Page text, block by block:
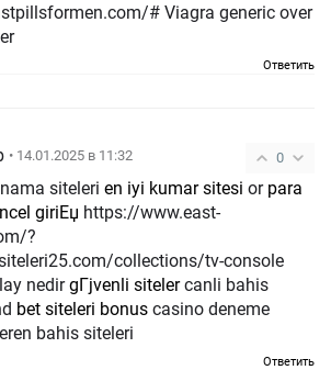
# Viagra generic over
Ответить
0
• 14.01.2025 в 11:32
siteleri en iyi kumar sitesi or para
giriЕџ
?
collections/tv-console
nedirgГјvenli sitelercanli bahis
bet siteleri bonus casino deneme
bahis siteleri
Ответить